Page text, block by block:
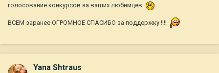
голосование конкурсов за ваших любимцев.
ВСЕМ заранее ОГРОМНОЕ СПАСИБО за поддержку !!!!
Yana Shtraus